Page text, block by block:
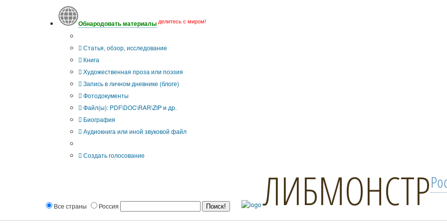
Обнародовать материалы делитесь с миром!
Статья, обзор, исследование
Книга
Художественная проза или поэзия
Запись в личном дневнике (блоге)
Фотодокументы
Файл(ы): PDF\DOC\RAR\ZIP и др.
Биография
Аудиокнига или иной звуковой файл
Создать голосование
Все страны Россия ЛИБМОНСТР